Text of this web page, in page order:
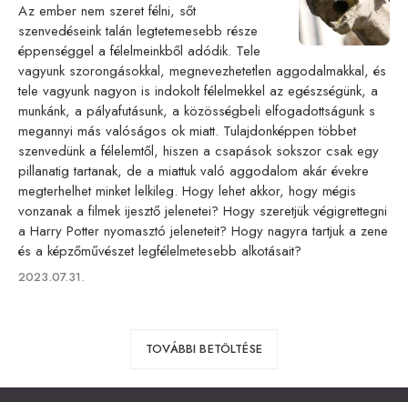
Az ember nem szeret félni, sőt
szenvedéseink talán legtetemesebb része
éppenséggel a félelmeinkből adódik. Tele
vagyunk szorongásokkal, megnevezhetetlen aggodalmakkal, és
tele vagyunk nagyon is indokolt félelmekkel az egészségünk, a
munkánk, a pályafutásunk, a közösségbeli elfogadottságunk s
megannyi más valóságos ok miatt. Tulajdonképpen többet
szenvedünk a félelemtől, hiszen a csapások sokszor csak egy
pillanatig tartanak, de a miattuk való aggodalom akár évekre
megterhelhet minket lelkileg. Hogy lehet akkor, hogy mégis
vonzanak a filmek ijesztő jelenetei? Hogy szeretjük végigrettegni
a Harry Potter nyomasztó jeleneteit? Hogy nagyra tartjuk a zene
és a képzőművészet legfélelmetesebb alkotásait?
Published
2023.07.31.
TOVÁBBI BETÖLTÉSE